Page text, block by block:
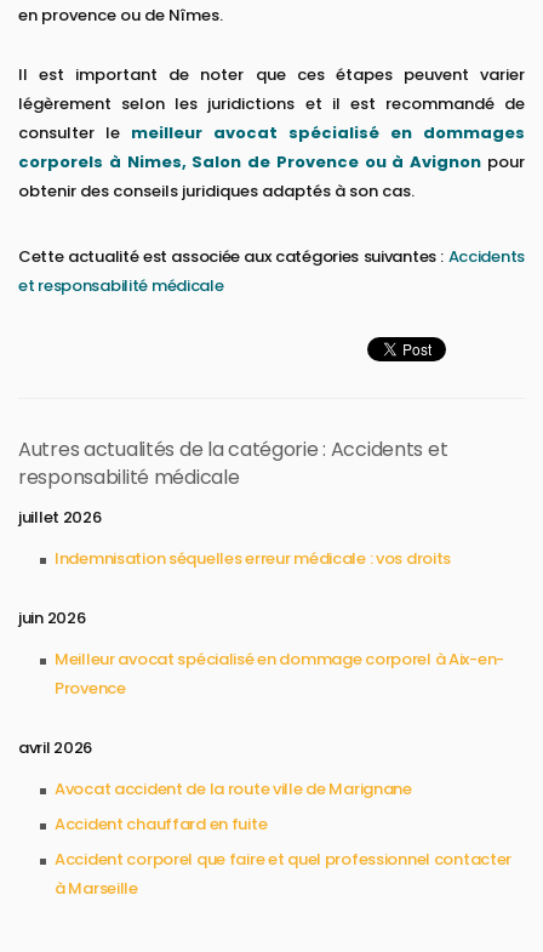
en provence ou de Nîmes.
Il est important de noter que ces étapes peuvent varier
légèrement selon les juridictions et il est recommandé de
consulter le meilleur avocat spécialisé en dommages
corporels à Nimes, Salon de Provence ou à Avignon pour
obtenir des conseils juridiques adaptés à son cas.
Cette actualité est associée aux catégories suivantes : Accidents
et responsabilité médicale
Autres actualités de la catégorie : Accidents et
responsabilité médicale
juillet 2026
Indemnisation séquelles erreur médicale : vos droits
juin 2026
Meilleur avocat spécialisé en dommage corporel à Aix-en-
Provence
avril 2026
Avocat accident de la route ville de Marignane
Accident chauffard en fuite
Accident corporel que faire et quel professionnel contacter
à Marseille